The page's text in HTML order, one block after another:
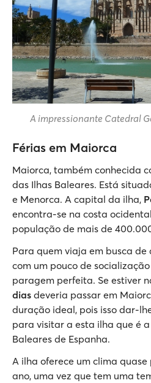
A impressionante Catedral
Férias em Maiorca
Maiorca, também conhecida
das Ilhas Baleares. Está
e Menorca. A capital da ilha,
encontra-se na costa
população de mais de
Para quem viaja em busca
com um pouco de
paragem perfeita. Se estiver
dias deveria passar em
duração ideal, pois isso dar-
para visitar a esta ilha que é
Baleares de Espanha.
A ilha oferece um clima
ano, uma vez que tem uma